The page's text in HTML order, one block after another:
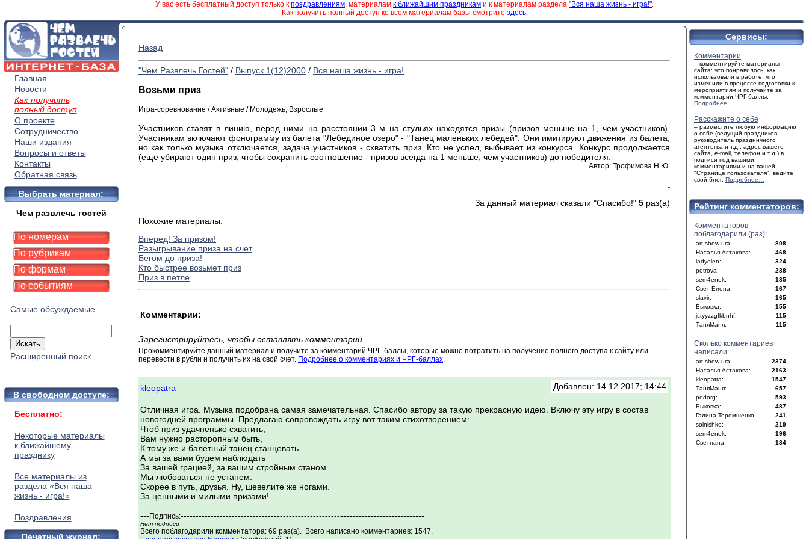
У вас есть бесплатный доступ только к поздравлениям, материалам к ближайшим праздникам и к материалам раздела "Вся наша жизнь - игра!".
Как получить полный доступ ко всем материалам базы смотрите здесь.
Главная
Новости
Как получить
полный доступ
О проекте
Сотрудничество
Наши издания
Вопросы и ответы
Контакты
Обратная связь
Выбрать материал:
Чем развлечь гостей
По номерам
По рубрикам
По формам
По событиям
Самые обсуждаемые
Расширенный поиск
В свободном доступе:
Бесплатно:
Некоторые материалы
к ближайшему
празднику
Все материалы из
раздела «Вся наша
жизнь - игра!»
Поздравления
Печатный журнал:
Назад
"Чем Развлечь Гостей" / Выпуск 1(12)2000 / Вся наша жизнь - игра!
Возьми приз
Игра-соревнование / Активные / Молодежь, Взрослые
Участников ставят в линию, перед ними на расстоянии 3 м на стульях находятся призы (призов меньше на 1, чем участников).
Участникам включают фонограмму из балета "Лебединое озеро" - "Танец маленьких лебедей". Они имитируют движения из балета,
но как только музыка отключается, задача участников - схватить приз. Кто не успел, выбывает из конкурса. Конкурс продолжается
(еще убирают один приз, чтобы сохранить соотношение - призов всегда на 1 меньше, чем участников) до победителя.
Автор: Трофимова Н.Ю.
За данный материал сказали "Спасибо!" 5 раз(а)
Похожие материалы:
Вперед! За призом!
Разыгрывание приза на счет
Бегом до приза!
Кто быстрее возьмет приз
Приз в петле
Комментарии:
Зарегистрируйтесь, чтобы оставлять комментарии.
Прокомментируйте данный материал и получите за комментарий ЧРГ-баллы, которые можно потратить на получение полного доступа к сайту или
перевести в рубли и получить их на свой счет. Подробнее о комментариях и ЧРГ-баллах.
kleopatra Добавлен: 14.12.2017; 14:44
Отличная игра. Музыка подобрана самая замечательная. Спасибо автору за такую прекрасную идею. Включу эту игру в состав
новогодней программы. Предлагаю сопровождать игру вот таким стихотворением:
Чтоб приз удачненько схватить,
Вам нужно расторопным быть,
К тому же и балетный танец станцевать.
А мы за вами будем наблюдать
За вашей грацией, за вашим стройным станом
Мы любоваться не устанем.
Скорее в путь, друзья. Ну, шевелите же ногами.
За ценными и милыми призами!
--- Подпись:---------------------------------------------------------------------------------
Нет подписи
Всего поблагодарили комментатора: 69 раз(а). Всего написано комментариев: 1547.
Сервисы:
Комментарии
– комментируйте материалы
сайта: что понравилось, как
использовали в работе, что
изменили в процессе подготовки к
мероприятиям и получайте за
комментарии ЧРГ-баллы.
Подробнее…
Расскажите о себе
– разместите любую информацию
о себе (ведущий праздников,
руководитель праздничного
агентства и т.д.; адрес вашего
сайта, e-mail, телефон и т.д.) в
подписи под вашими
комментариями и на вашей
"Странице пользователя", ведите
свой блог. Подробнее…
Рейтинг комментаторов:
Комментаторов
поблагодарили (раз):
art-show-ura:
808
Наталья Астахова:
468
ladyelen:
324
petrova:
288
sem4enok:
185
Свет Елена:
167
slavir:
165
Быковка:
155
jctyyzzgfkbnhf:
115
ТаняМаня:
115
Сколько комментариев
написали:
art-show-ura:
2374
Наталья Астахова:
2163
kleopatra:
1547
ТаняМаня:
657
pedorg:
593
Быковка:
487
Галина Теремшенко:
241
solnishko:
219
sem4enok:
196
Светлана:
184